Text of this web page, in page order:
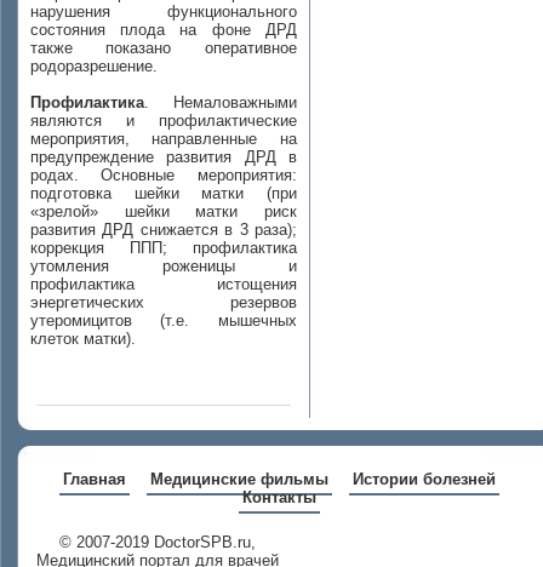
нарушения функционального
состояния плода на фоне ДРД
также показано оперативное
родоразрешение.
Профилактика. Немаловажными
являются и профилактические
мероприятия, направленные на
предупреждение развития ДРД в
родах. Основные мероприятия:
подготовка шейки матки (при
«зрелой» шейки матки риск
развития ДРД снижается в 3 раза);
коррекция ППП; профилактика
утомления роженицы и
профилактика истощения
энергетических резервов
утеромицитов (т.е. мышечных
клеток матки).
Главная Медицинские фильмы
Истории болезней
Контакты
© 2007-2019 DoctorSPB.ru,
Медицинский портал для врачей